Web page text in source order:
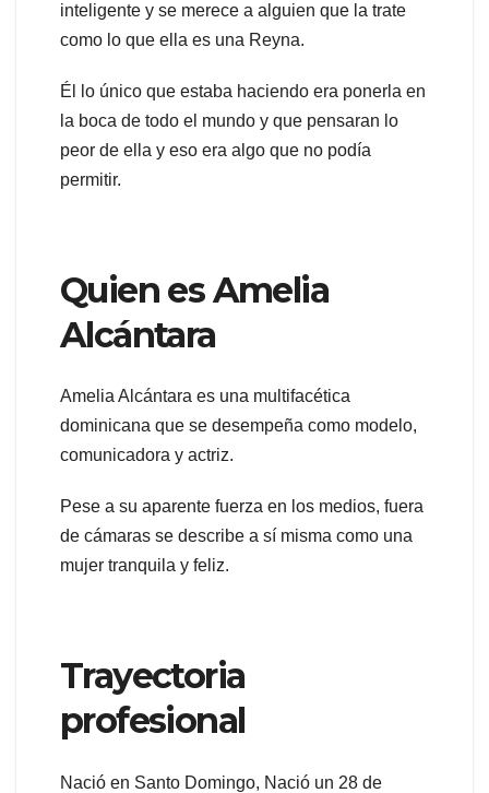
inteligente y se merece a alguien que la trate
como lo que ella es una Reyna.
Él lo único que estaba haciendo era ponerla en
la boca de todo el mundo y que pensaran lo
peor de ella y eso era algo que no podía
permitir.
Quien es Amelia
Alcántara
Amelia Alcántara es una multifacética
dominicana que se desempeña como modelo,
comunicadora y actriz.
Pese a su aparente fuerza en los medios, fuera
de cámaras se describe a sí misma como una
mujer tranquila y feliz.
Trayectoria
profesional
Nació en Santo Domingo, Nació un 28 de